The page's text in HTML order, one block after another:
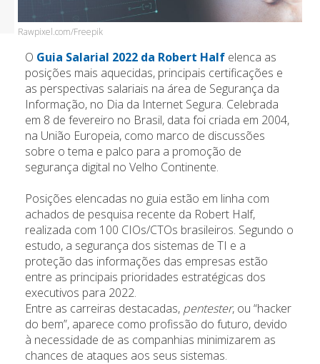
Rawpixel.com/Freepik
O Guia Salarial 2022 da Robert Half elenca as
posições mais aquecidas, principais certificações e
as perspectivas salariais na área de Segurança da
Informação, no Dia da Internet Segura. Celebrada
em 8 de fevereiro no Brasil, data foi criada em 2004,
na União Europeia, como marco de discussões
sobre o tema e palco para a promoção de
segurança digital no Velho Continente.
Posições elencadas no guia estão em linha com
achados de pesquisa recente da Robert Half,
realizada com 100 CIOs/CTOs brasileiros. Segundo o
estudo, a segurança dos sistemas de TI e a
proteção das informações das empresas estão
entre as principais prioridades estratégicas dos
executivos para 2022.
Entre as carreiras destacadas, pentester, ou “hacker
do bem”, aparece como profissão do futuro, devido
à necessidade de as companhias minimizarem as
chances de ataques aos seus sistemas.